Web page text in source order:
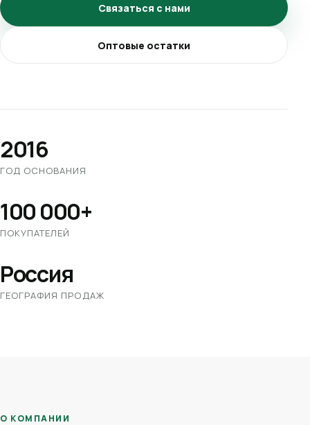
Связаться с нами
Оптовые остатки
2016
ГОД ОСНОВАНИЯ
100 000+
ПОКУПАТЕЛЕЙ
Россия
ГЕОГРАФИЯ ПРОДАЖ
О КОМПАНИИ